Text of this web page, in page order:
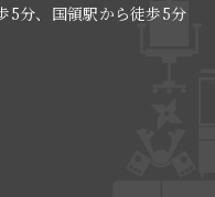
分、国領駅から徒歩5分